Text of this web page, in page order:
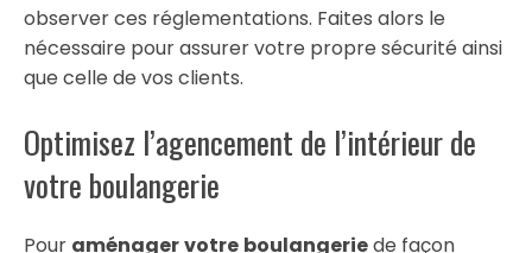
observer ces réglementations. Faites alors le
nécessaire pour assurer votre propre sécurité ainsi
que celle de vos clients.
Optimisez l’agencement de l’intérieur de
votre boulangerie
Pour aménagervotre boulangeriede façon